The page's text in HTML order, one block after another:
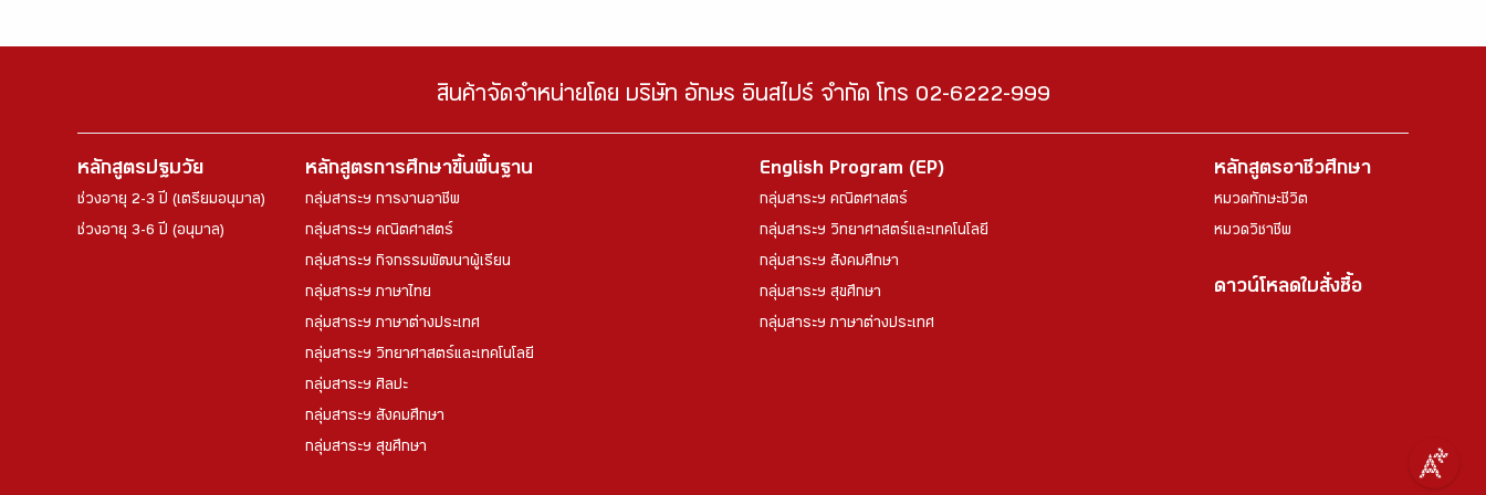
สินค้าจัดจำหน่ายโดย บริษัท อักษร อินสไปร์ จำกัด โทร 02-6222-999
หลักสูตรปฐมวัย
ช่วงอายุ 2-3 ปี (เตรียมอนุบาล)
ช่วงอายุ 3-6 ปี (อนุบาล)
หลักสูตรการศึกษาขึ้นพื้นฐาน
กลุ่มสาระฯ การงานอาชีพ
กลุ่มสาระฯ คณิตศาสตร์
กลุ่มสาระฯ กิจกรรมพัฒนาผู้เรียน
กลุ่มสาระฯ ภาษาไทย
กลุ่มสาระฯ ภาษาต่างประเทศ
กลุ่มสาระฯ วิทยาศาสตร์และเทคโนโลยี
กลุ่มสาระฯ ศิลปะ
กลุ่มสาระฯ สังคมศึกษา
กลุ่มสาระฯ สุขศึกษา
English Program (EP)
กลุ่มสาระฯ คณิตศาสตร์
กลุ่มสาระฯ วิทยาศาสตร์และเทคโนโลยี
กลุ่มสาระฯ สังคมศึกษา
กลุ่มสาระฯ สุขศึกษา
กลุ่มสาระฯ ภาษาต่างประเทศ
หลักสูตรอาชีวศึกษา
หมวดทักษะชีวิต
หมวดวิชาชีพ
ดาวน์โหลดใบสั่งซื้อ